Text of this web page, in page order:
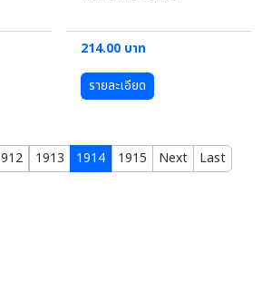
214.00 บาท
รายละเอียด
1913 1914 1915 Next Last